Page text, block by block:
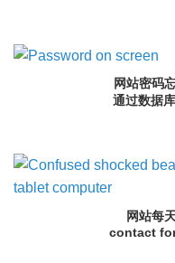
网站密码
通过数据
网站每
contact